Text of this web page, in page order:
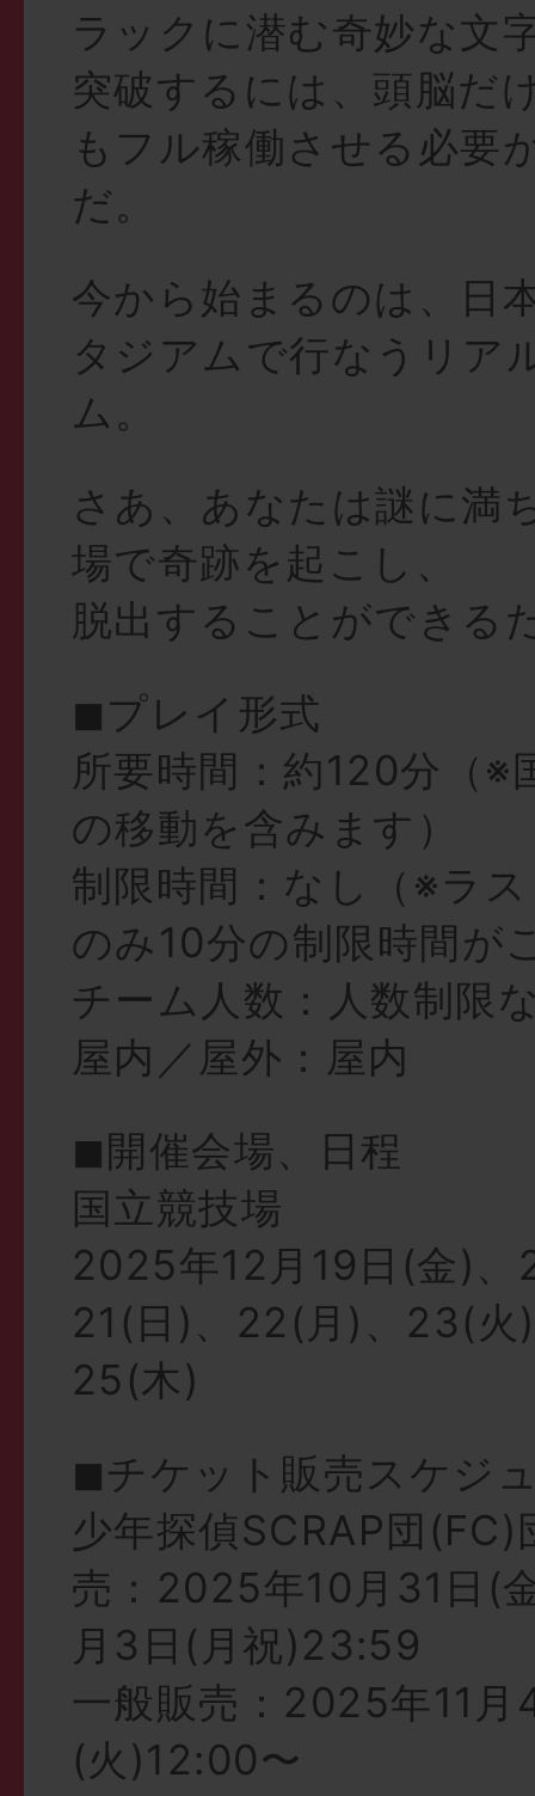
ラックに潜む奇妙な文
突破するには、頭脳だ
もフル稼働させる必要
だ。
今から始まるのは、日
タジアムで行なうリア
ム。
さあ、あなたは謎に満
場で奇跡を起こし、
脱出することができる
◼︎プレイ形式
所要時間：約120分（※
の移動を含みます）
制限時間：なし（※ラ
のみ10分の制限時間が
チーム人数：人数制限
屋内／屋外：屋内
◼︎開催会場、日程
国立競技場
2025年12月19日(金)、
21(日)、22(月)、23(
25(木)
◼︎チケット販売スケジ
少年探偵SCRAP団(FC)
売：2025年10月31日(
月3日(月祝)23:59
一般販売：2025年11月
(火)12:00〜